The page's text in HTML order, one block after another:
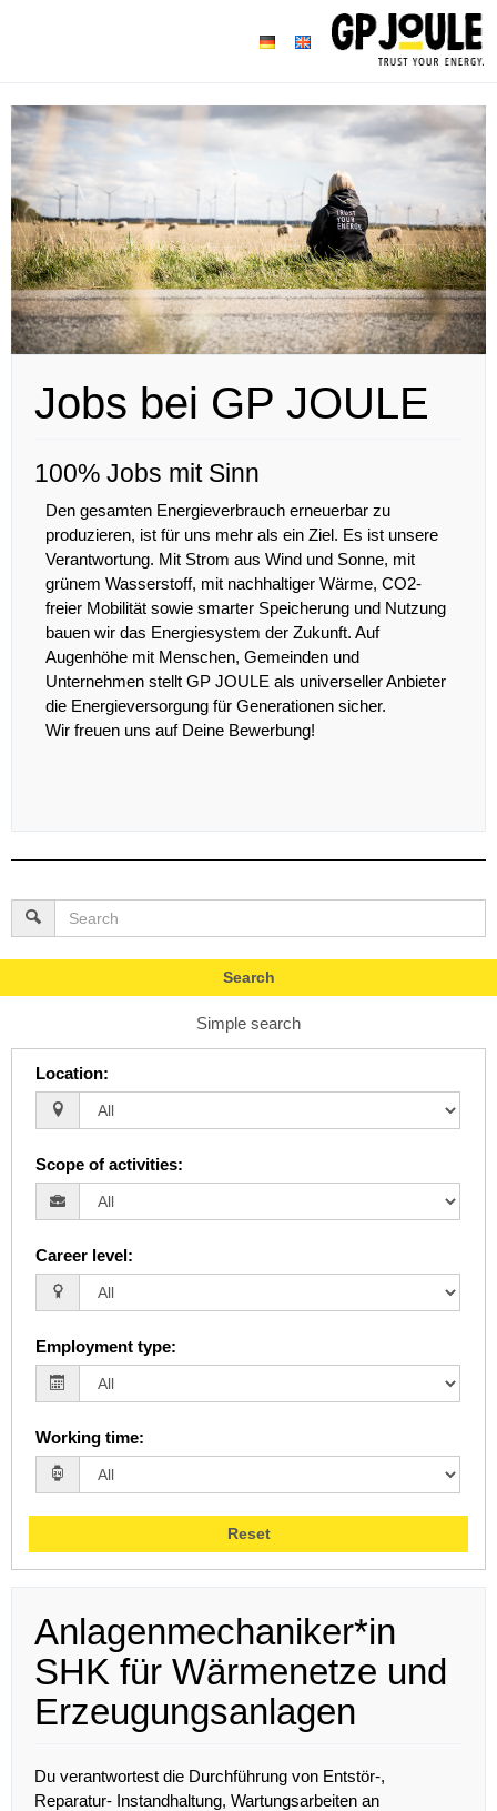
Jobs bei GP JOULE
100% Jobs mit Sinn
Den gesamten Energieverbrauch erneuerbar zu
produzieren, ist für uns mehr als ein Ziel. Es ist unsere
Verantwortung. Mit Strom aus Wind und Sonne, mit
grünem Wasserstoff, mit nachhaltiger Wärme, CO2-
freier Mobilität sowie smarter Speicherung und Nutzung
bauen wir das Energiesystem der Zukunft. Auf
Augenhöhe mit Menschen, Gemeinden und
Unternehmen stellt GP JOULE als universeller Anbieter
die Energieversorgung für Generationen sicher.
Wir freuen uns auf Deine Bewerbung!
Search
Simple search
Location:
Scope of activities:
Career level:
Employment type:
Working time:
Reset
Anlagenmechaniker*in
SHK für Wärmenetze und
Erzeugungsanlagen
Du verantwortest die Durchführung von Entstör-,
Reparatur- Instandhaltung, Wartungsarbeiten an